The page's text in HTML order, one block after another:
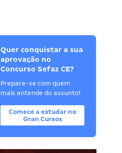
Quer conquistar a sua
aprovação no
Concurso Sefaz CE?
Prepare-se com quem
mais entende do assunto!
Comece a estudar no
Gran Cursos